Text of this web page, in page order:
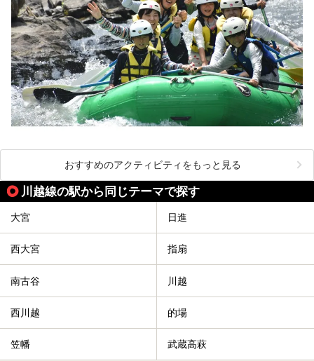
おすすめのアクティビティをもっと見る
川越線の駅から同じテーマで探す
大宮 日進
西大宮 指扇
南古谷 川越
西川越 的場
笠幡 武蔵高萩